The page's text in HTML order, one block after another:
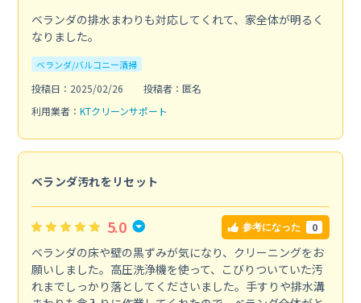
ベランダの排水まわりも対応してくれて、家全体が明るく
なりました。
ベランダ/バルコニー清掃
投稿日：2025/02/26
投稿者：匿名
利用業者： KTクリーンサポート
ベランダ汚れをリセット
5.0 参考になった 0
ベランダの床や壁の黒ずみが気になり、クリーニングをお
願いしました。高圧洗浄機を使って、こびりついていた汚
れまでしっかり落としてくださいました。手すりや排水溝